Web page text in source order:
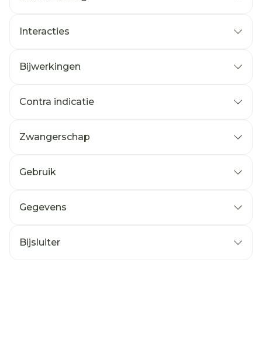
Interacties
Bijwerkingen
Contra indicatie
Zwangerschap
Gebruik
Gegevens
Bijsluiter